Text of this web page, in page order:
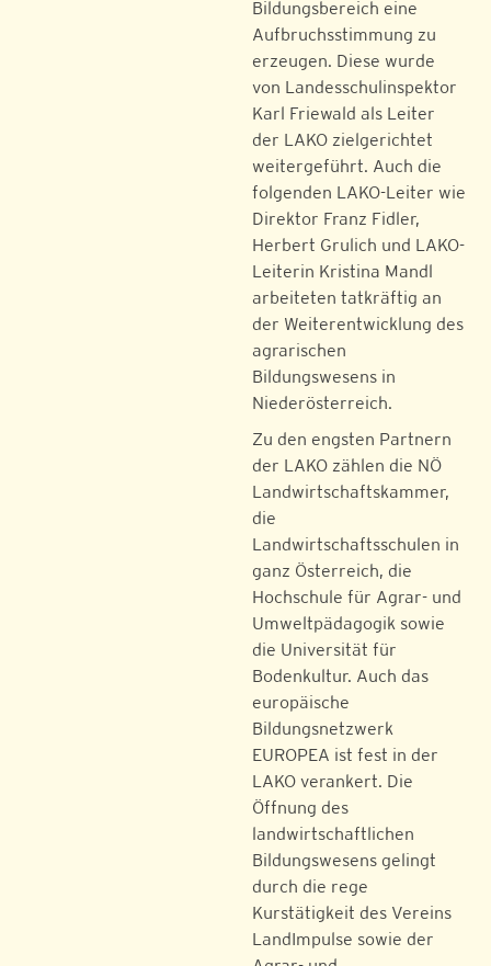
Bildungsbereich eine
Aufbruchsstimmung zu
erzeugen. Diese wurde
von Landesschulinspektor
Karl Friewald als Leiter
der LAKO zielgerichtet
weitergeführt. Auch die
folgenden LAKO-Leiter wie
Direktor Franz Fidler,
Herbert Grulich und LAKO-
Leiterin Kristina Mandl
arbeiteten tatkräftig an
der Weiterentwicklung des
agrarischen
Bildungswesens in
Niederösterreich.
Zu den engsten Partnern
der LAKO zählen die NÖ
Landwirtschaftskammer,
die
Landwirtschaftsschulen in
ganz Österreich, die
Hochschule für Agrar- und
Umweltpädagogik sowie
die Universität für
Bodenkultur. Auch das
europäische
Bildungsnetzwerk
EUROPEA ist fest in der
LAKO verankert. Die
Öffnung des
landwirtschaftlichen
Bildungswesens gelingt
durch die rege
Kurstätigkeit des Vereins
LandImpulse sowie der